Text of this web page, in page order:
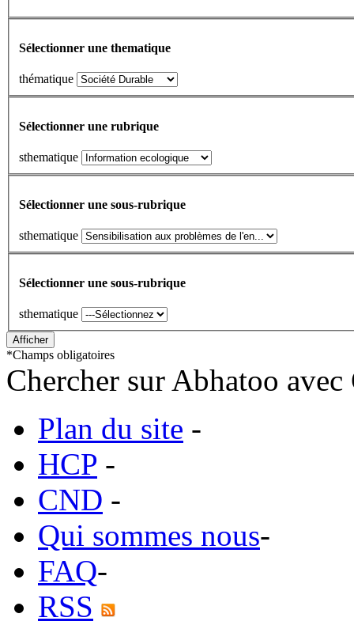
Sélectionner une thematique
thématique
Sélectionner une rubrique
sthematique
Sélectionner une sous-rubrique
sthematique
Sélectionner une sous-rubrique
sthematique
*Champs obligatoires
Chercher sur Abhatoo
Plan du site -
HCP -
CND -
Qui sommes nous-
FAQ-
RSS